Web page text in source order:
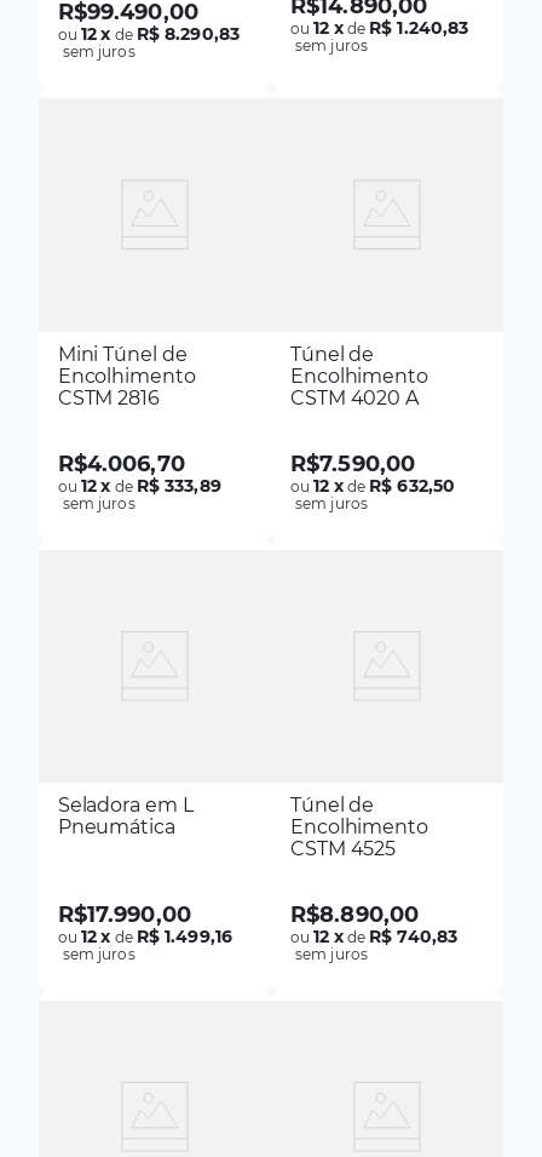
R$99.490,00
ou12x de R$ 8.290,83
sem juros
R$14.890,00
ou12 xde R$ 1.240,83
sem juros
Mini Túnel de
Encolhimento
CSTM 2816
R$4.006,70
ou12x de R$ 333,89
sem juros
Túnel de
Encolhimento
CSTM 4020 A
R$7.590,00
ou12 xde R$ 632,50
sem juros
Seladora em L
Pneumática
R$17.990,00
ou12x de R$ 1.499,16
sem juros
Túnel de
Encolhimento
CSTM 4525
R$8.890,00
ou12 xde R$ 740,83
sem juros